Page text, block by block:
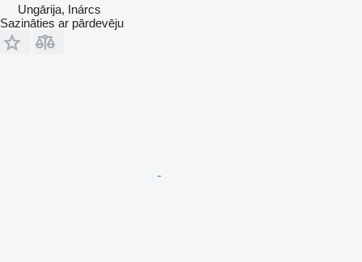
Ungārija, Inárcs
Sazināties ar pārdevēju